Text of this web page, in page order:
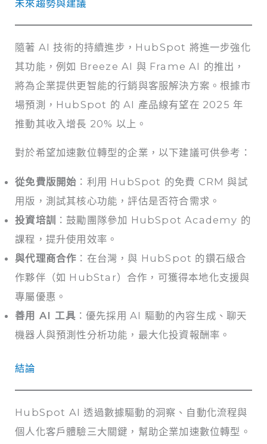
未來趨勢與建議
隨著 AI 技術的持續進步，HubSpot 將進一步強化
其功能，例如 Breeze AI 與 Frame AI 的推出，
將為企業提供更智能的行銷與客服解決方案。根據市
場預測，HubSpot 的 AI 產品線有望在 2025 年
推動其收入增長 20% 以上。
對於希望加速數位轉型的企業，以下建議可供參考：
從免費版開始 ：利用 HubSpot 的免費 CRM 與試
用版，測試其核心功能，評估是否符合需求。
投資培訓 ：鼓勵團隊參加 HubSpot Academy 的
課程，提升使用效率。
與代理商合作 ：在台灣，與 HubSpot 的鑽石級合
作夥伴（如 HubStar）合作，可獲得本地化支援與
專屬優惠。
善用 AI 工具：優先採用 AI 驅動的內容生成、聊天
機器人與預測性分析功能，最大化投資報酬率。
結論
HubSpot AI 透過數據驅動的洞察、自動化流程與
個人化客戶體驗三大關鍵，幫助企業加速數位轉型。